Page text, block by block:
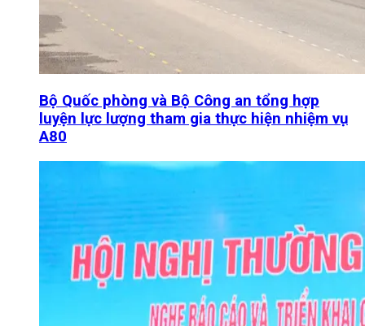
Bộ Quốc phòng và Bộ Công an tổng hợp
luyện lực lượng tham gia thực hiện nhiệm vụ
A80